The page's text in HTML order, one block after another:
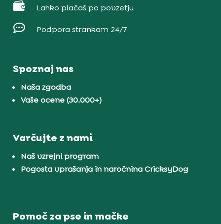
 Lahko plačaš po povzetju
 Podpora strankam 24/7
Spoznaj nas
Naša zgodba
Vaše ocene (30.000+)
Varčujte z nami
Naš vzrejni program
Pogosta vprašanja in naročnina CricksyDog
Pomoč za pse in mačke